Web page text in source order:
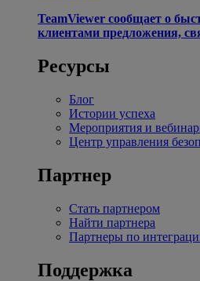
TeamViewer сообщает о
клиентами предложения,
Ресурсы
Блог
Истории успеха
Мероприятия и
Центр управления
Партнер
Стать партнером
Найти партнера
Партнеры по
Поддержка